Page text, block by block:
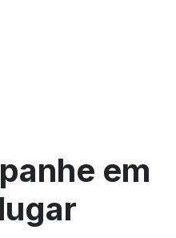
em